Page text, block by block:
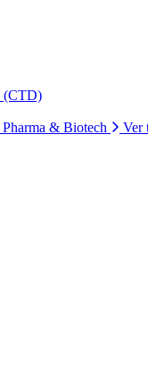
(CTD)
Pharma & Biotech
Ver